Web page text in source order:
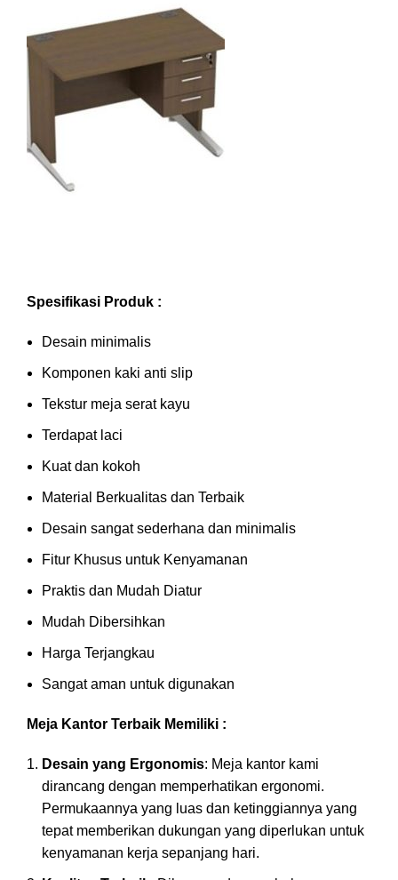
Spesifikasi Produk :
Desain minimalis
Komponen kaki anti slip
Tekstur meja serat kayu
Terdapat laci
Kuat dan kokoh
Material Berkualitas dan Terbaik
Desain sangat sederhana dan minimalis
Fitur Khusus untuk Kenyamanan
Praktis dan Mudah Diatur
Mudah Dibersihkan
Harga Terjangkau
Sangat aman untuk digunakan
Meja Kantor Terbaik Memiliki :
Desain yang Ergonomis: Meja kantor kami
dirancang dengan memperhatikan ergonomi.
Permukaannya yang luas dan ketinggiannya yang
tepat memberikan dukungan yang diperlukan untuk
kenyamanan kerja sepanjang hari.